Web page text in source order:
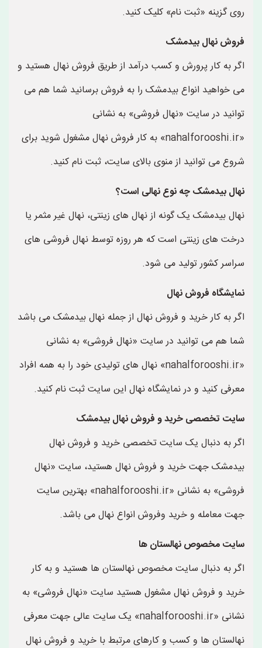
روی گزینه «ثبت نام» کلیک کنید.
فروش نهال بیدمشک
اگر به کار پرورش و کسب درآمد از طریق فروش نهال هستید و
می خواهید انواع بیدمشک را به فروش برسانید شما هم می
توانید در سایت «نهال فروشی» به نشانی
«nahalforooshi.ir» به کار فروش نهال مشغول شوید برای
شروع می توانید از منوی بالای سایت، ثبت نام کنید.
نهال بیدمشک چه نوع نهالی است؟
نهال بیدمشک یک گونه از نهال های زینتی، نهال غیر مثمر یا
درخت های زینتی است که هر روزه توسط نهال فروشی های
سراسر کشور تولید می شود.
نمایشگاه فروش نهال
اگر به کار خرید و فروش نهال از جمله نهال بیدمشک می باشد
شما هم می توانید در سایت «نهال فروشی» به نشانی
«nahalforooshi.ir» نهال های تولیدی خود را به همه افراد
معرفی کنید و در نمایشگاه نهال این سایت ثبت نام کنید.
سایت تخصصی خرید و فروش نهال بیدمشک
اگر به دنبال یک سایت تخصصی خرید و فروش نهال
بیدمشک جهت خرید و فروش نهال هستید، سایت «نهال
فروشی» به نشانی «nahalforooshi.ir» بهترین سایت
جهت معامله و خرید وفروش انواع نهال می باشد.
سایت مخصوص نهالستان ها
اگر به دنبال سایت مخصوص نهالستان ها هستید و به کار
خرید و فروش نهال مشغول هستید سایت «نهال فروشی» به
نشانی «nahalforooshi.ir» یک سایت عالی جهت معرفی
نهالستان ها و کسب و کارهای مرتبط با خرید و فروش نهال